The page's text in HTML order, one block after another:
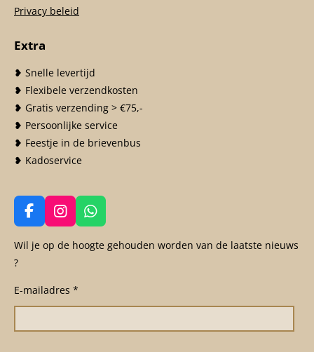
Privacy beleid
Extra
❥ Snelle levertijd
❥ Flexibele verzendkosten
❥ Gratis verzending > €75,-
❥ Persoonlijke service
❥ Feestje in de brievenbus
❥ Kadoservice
F
a
c
o
o
I
n
s
g
r
m
W
h
a
p
Wil je op de hoogte gehouden worden van de laatste nieuws
?
E-mailadres *